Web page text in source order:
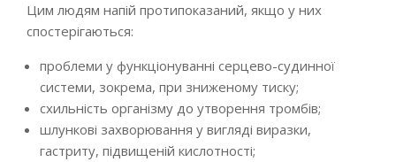
Цим людям напій протипоказаний, якщо у них
спостерігаються:
проблеми у функціонуванні серцево-судинної
системи, зокрема, при зниженому тиску;
схильність організму до утворення тромбів;
шлункові захворювання у вигляді виразки,
гастриту, підвищеній кислотності;